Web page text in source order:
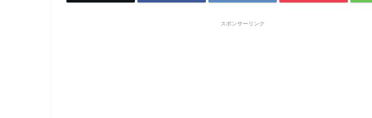
スポンサーリンク